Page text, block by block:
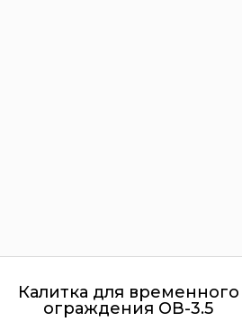
Калитка для временного
ограждения ОВ-3.5